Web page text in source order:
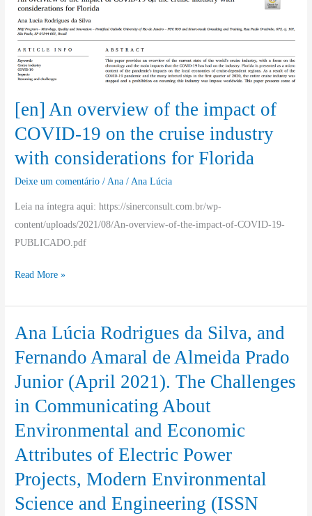
[en] An overview of the impact of
COVID-19 on the cruise industry
with considerations for Florida
Deixe um comentário / Ana / Ana Lúcia
Leia na íntegra aqui: https://sinerconsult.com.br/wp-
content/uploads/2021/08/An-overview-of-the-impact-of-COVID-19-
PUBLICADO.pdf
impact
of
COVID-
on
cruise
industry
with
Read More »
Ana Lúcia Rodrigues da Silva, and
Fernando Amaral de Almeida Prado
Junior (April 2021). The Challenges
in Communicating About
Environmental and Economic
Attributes of Electric Power
Projects, Modern Environmental
Science and Engineering (ISSN
Ana
Rodrigues
da
Silva,
Fernando
Amaral
de
Almeida
Prado